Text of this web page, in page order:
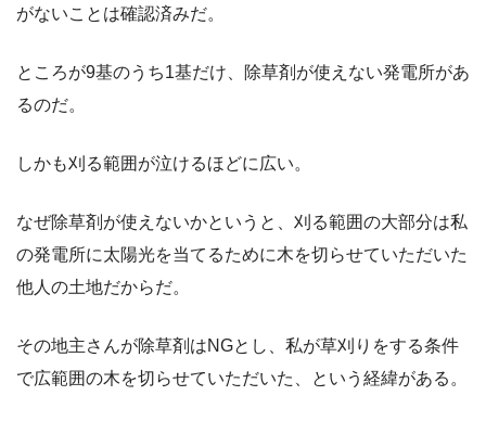
がないことは確認済みだ。
ところが9基のうち1基だけ、除草剤が使えない発電所があ
るのだ。
しかも刈る範囲が泣けるほどに広い。
なぜ除草剤が使えないかというと、刈る範囲の大部分は私
の発電所に太陽光を当てるために木を切らせていただいた
他人の土地だからだ。
その地主さんが除草剤はNGとし、私が草刈りをする条件
で広範囲の木を切らせていただいた、という経緯がある。